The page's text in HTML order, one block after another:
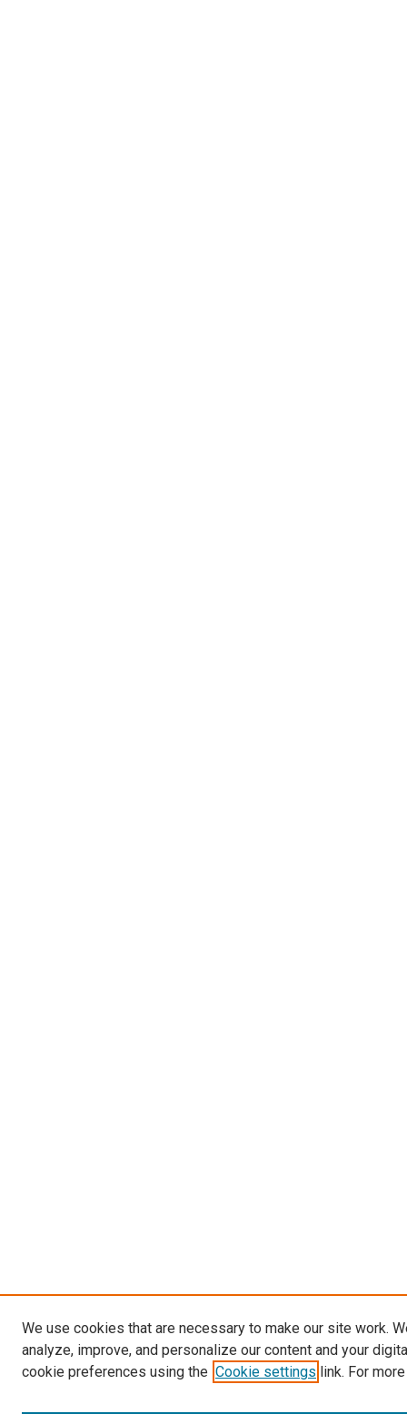
We use cookies that are necessary to make our site work.
analyze, improve, and personalize our content and your
cookie preferences using the Cookie settings link. For